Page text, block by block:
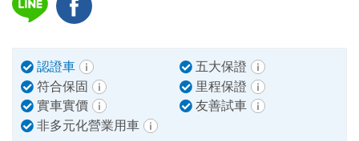
認證車
五大保證
符合保固
里程保證
實車實價
友善試車
非多元化營業用車